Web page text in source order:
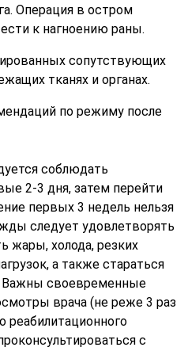
Операция в остром
к нагноению раны.
сопутствующих
тканях и органах.
по режиму после
соблюдать
2-3 дня, затем перейти
первых 3 недель нельзя
следует удовлетворять
жары, холода, резких
а также стараться
Важны своевременные
врача (не реже 3 раз
реабилитационного
с